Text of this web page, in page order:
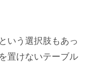
いう選択肢もあっ
置けないテーブル